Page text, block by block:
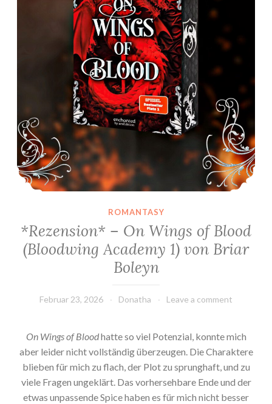
ROMANTASY
*Rezension* – On Wings of Blood
(Bloodwing Academy 1) von Briar
Boleyn
Februar 23, 2026 Donatha Leave a comment
On Wings of Bloodhatte so viel Potenzial, konnte mich
aber leider nicht vollständig überzeugen. Die Charaktere
blieben für mich zu flach, der Plot zu sprunghaft, und zu
viele Fragen ungeklärt. Das vorhersehbare Ende und der
etwas unpassende Spice haben es für mich nicht besser